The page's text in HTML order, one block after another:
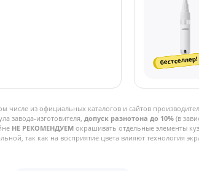
бестселлер!
из официальных каталогов и сайтов
завода-изготовителя, допуск разнотона до 10% (в
НЕ РЕКОМЕНДУЕМ окрашивать отдельные элементы
так как на восприятие цвета влияют технология